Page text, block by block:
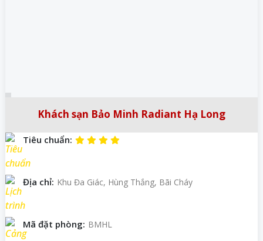
Khách sạn Bảo Minh Radiant Hạ Long
Tiêu chuẩn:
Địa chỉ: Khu Đa Giác, Hùng Thắng, Bãi Cháy
Mã đặt phòng: BMHL